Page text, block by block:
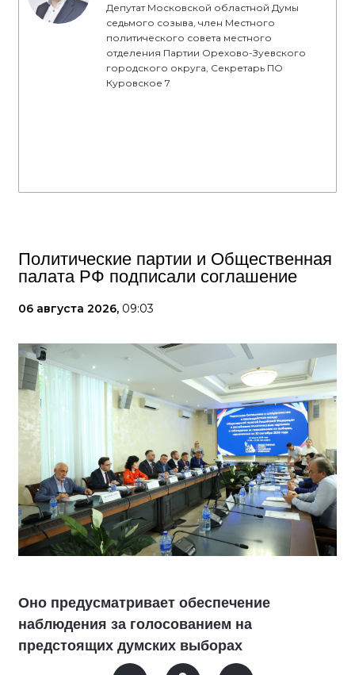
Депутат Московской областной Думы
седьмого созыва, член Местного
политического совета местного
отделения Партии Орехово-Зуевского
городского округа, Секретарь ПО
Куровское 7
Политические партии и Общественная
палата РФ подписали соглашение
06 августа 2026, 09:03
Оно предусматривает обеспечение
наблюдения за голосованием на
предстоящих думских выборах